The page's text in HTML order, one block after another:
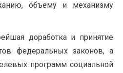
объему и механизму
доработка и принятие
феде­ральных законов, а
программ социальной